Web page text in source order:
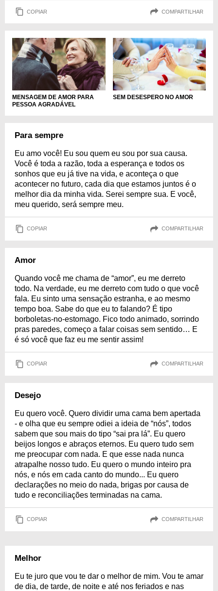
COPIAR COMPARTILHAR
MENSAGEM DE AMOR PARA
PESSOA AGRADÁVEL
SEM DESESPERO NO AMOR
Para sempre
Eu amo você! Eu sou quem eu sou por sua causa.
Você é toda a razão, toda a esperança e todos os
sonhos que eu já tive na vida, e aconteça o que
acontecer no futuro, cada dia que estamos juntos é o
melhor dia da minha vida. Serei sempre sua. E você,
meu querido, será sempre meu.
COPIAR COMPARTILHAR
Amor
Quando você me chama de “amor”, eu me derreto
todo. Na verdade, eu me derreto com tudo o que você
fala. Eu sinto uma sensação estranha, e ao mesmo
tempo boa. Sabe do que eu to falando? É tipo
borboletas-no-estomago. Fico todo animado, sorrindo
pras paredes, começo a falar coisas sem sentido… E
é só você que faz eu me sentir assim!
COPIAR COMPARTILHAR
Desejo
Eu quero você. Quero dividir uma cama bem apertada
- e olha que eu sempre odiei a ideia de “nós”, todos
sabem que sou mais do tipo “sai pra lá”. Eu quero
beijos longos e abraços eternos. Eu quero tudo sem
me preocupar com nada. E que esse nada nunca
atrapalhe nosso tudo. Eu quero o mundo inteiro pra
nós, e nós em cada canto do mundo... Eu quero
declarações no meio do nada, brigas por causa de
tudo e reconciliações terminadas na cama.
COPIAR COMPARTILHAR
Melhor
Eu te juro que vou te dar o melhor de mim. Vou te amar
de dia, de tarde, de noite e até nos feriados e nas